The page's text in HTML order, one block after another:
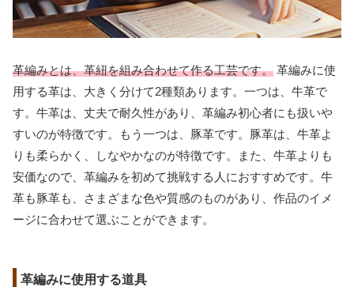
革編みとは、革紐を組み合わせて作る工芸です。 革編みに使
用する革は、大きく分けて2種類あります。一つは、牛革で
す。牛革は、丈夫で耐久性があり、革編み初心者にも扱いや
すいのが特徴です。もう一つは、豚革です。豚革は、牛革よ
りも柔らかく、しなやかなのが特徴です。また、牛革よりも
安価なので、革編みを初めて挑戦する人におすすめです。牛
革も豚革も、さまざまな色や質感のものがあり、作品のイメ
ージに合わせて選ぶことができます。
革編みに使用する道具